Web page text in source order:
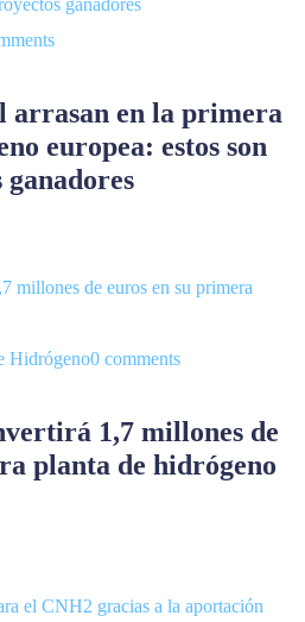
arrasan en la primera
europea: estos son
ganadores
Hidrógeno0 comments
1,7 millones de
planta de hidrógeno